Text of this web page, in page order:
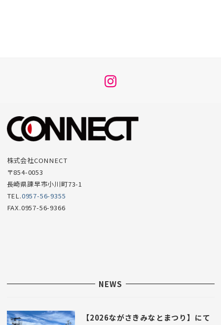
メ
ー
項
株式会社CONNECT
〒854-0053
長崎県諫早市小川町73-1
TEL.0957-56-9355
FAX.0957-56-9366
NEWS
【2026ながさきみなとまつり】にて